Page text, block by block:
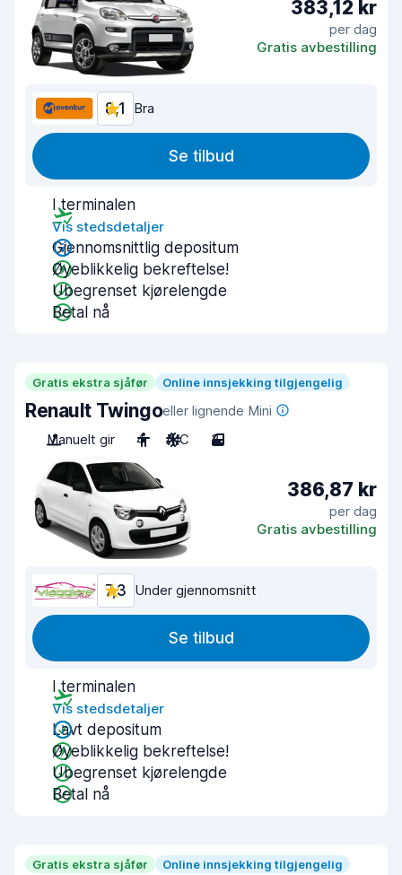
383,12 kr
per dag
Gratis avbestilling
8,1 Bra
Se tilbud
I terminalen
Vis stedsdetaljer
Gjennomsnittlig depositum
Øyeblikkelig bekreftelse!
Ubegrenset kjørelengde
Betal nå
Gratis ekstra sjåfør Online innsjekking tilgjengelig
Renault Twingoeller lignende Mini
Manuelt gir
4 A/C 3
386,87 kr
per dag
Gratis avbestilling
7,3 Under gjennomsnitt
Se tilbud
I terminalen
Vis stedsdetaljer
Lavt depositum
Øyeblikkelig bekreftelse!
Ubegrenset kjørelengde
Betal nå
Gratis ekstra sjåfør Online innsjekking tilgjengelig